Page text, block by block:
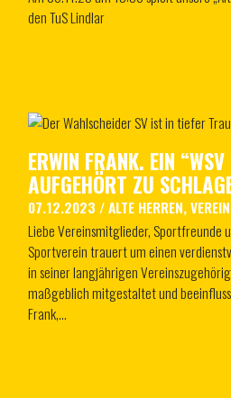
den TuS Lindlar
ERWIN FRANK. EIN
AUFGEHÖRT ZU
07.12.2023 /ALTE HERREN,VEREIN
Liebe Vereinsmitglieder, Sportfreunde
Sportverein trauert um einen
in seiner langjährigen
maßgeblich mitgestaltet und
Frank,…